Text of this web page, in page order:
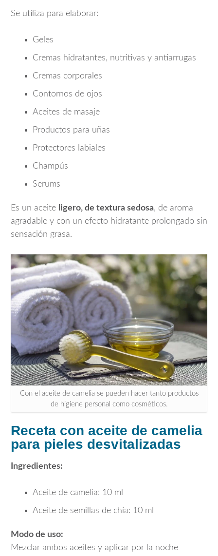
Se utiliza para elaborar:
Geles
Cremas hidratantes, nutritivas y antiarrugas
Cremas corporales
Contornos de ojos
Aceites de masaje
Productos para uñas
Protectores labiales
Champús
Serums
Es un aceite ligero, de textura sedosa, de aroma
agradable y con un efecto hidratante prolongado sin
sensación grasa.
Con el aceite de camelia se pueden hacer tanto productos
de higiene personal como cosméticos.
Receta con aceite de camelia
para pieles desvitalizadas
Ingredientes:
Aceite de camelia: 10 ml
Aceite de semillas de chía: 10 ml
Modo de uso:
Mezclar ambos aceites y aplicar por la noche